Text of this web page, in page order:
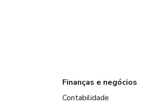
Finanças e negócios
Contabilidade